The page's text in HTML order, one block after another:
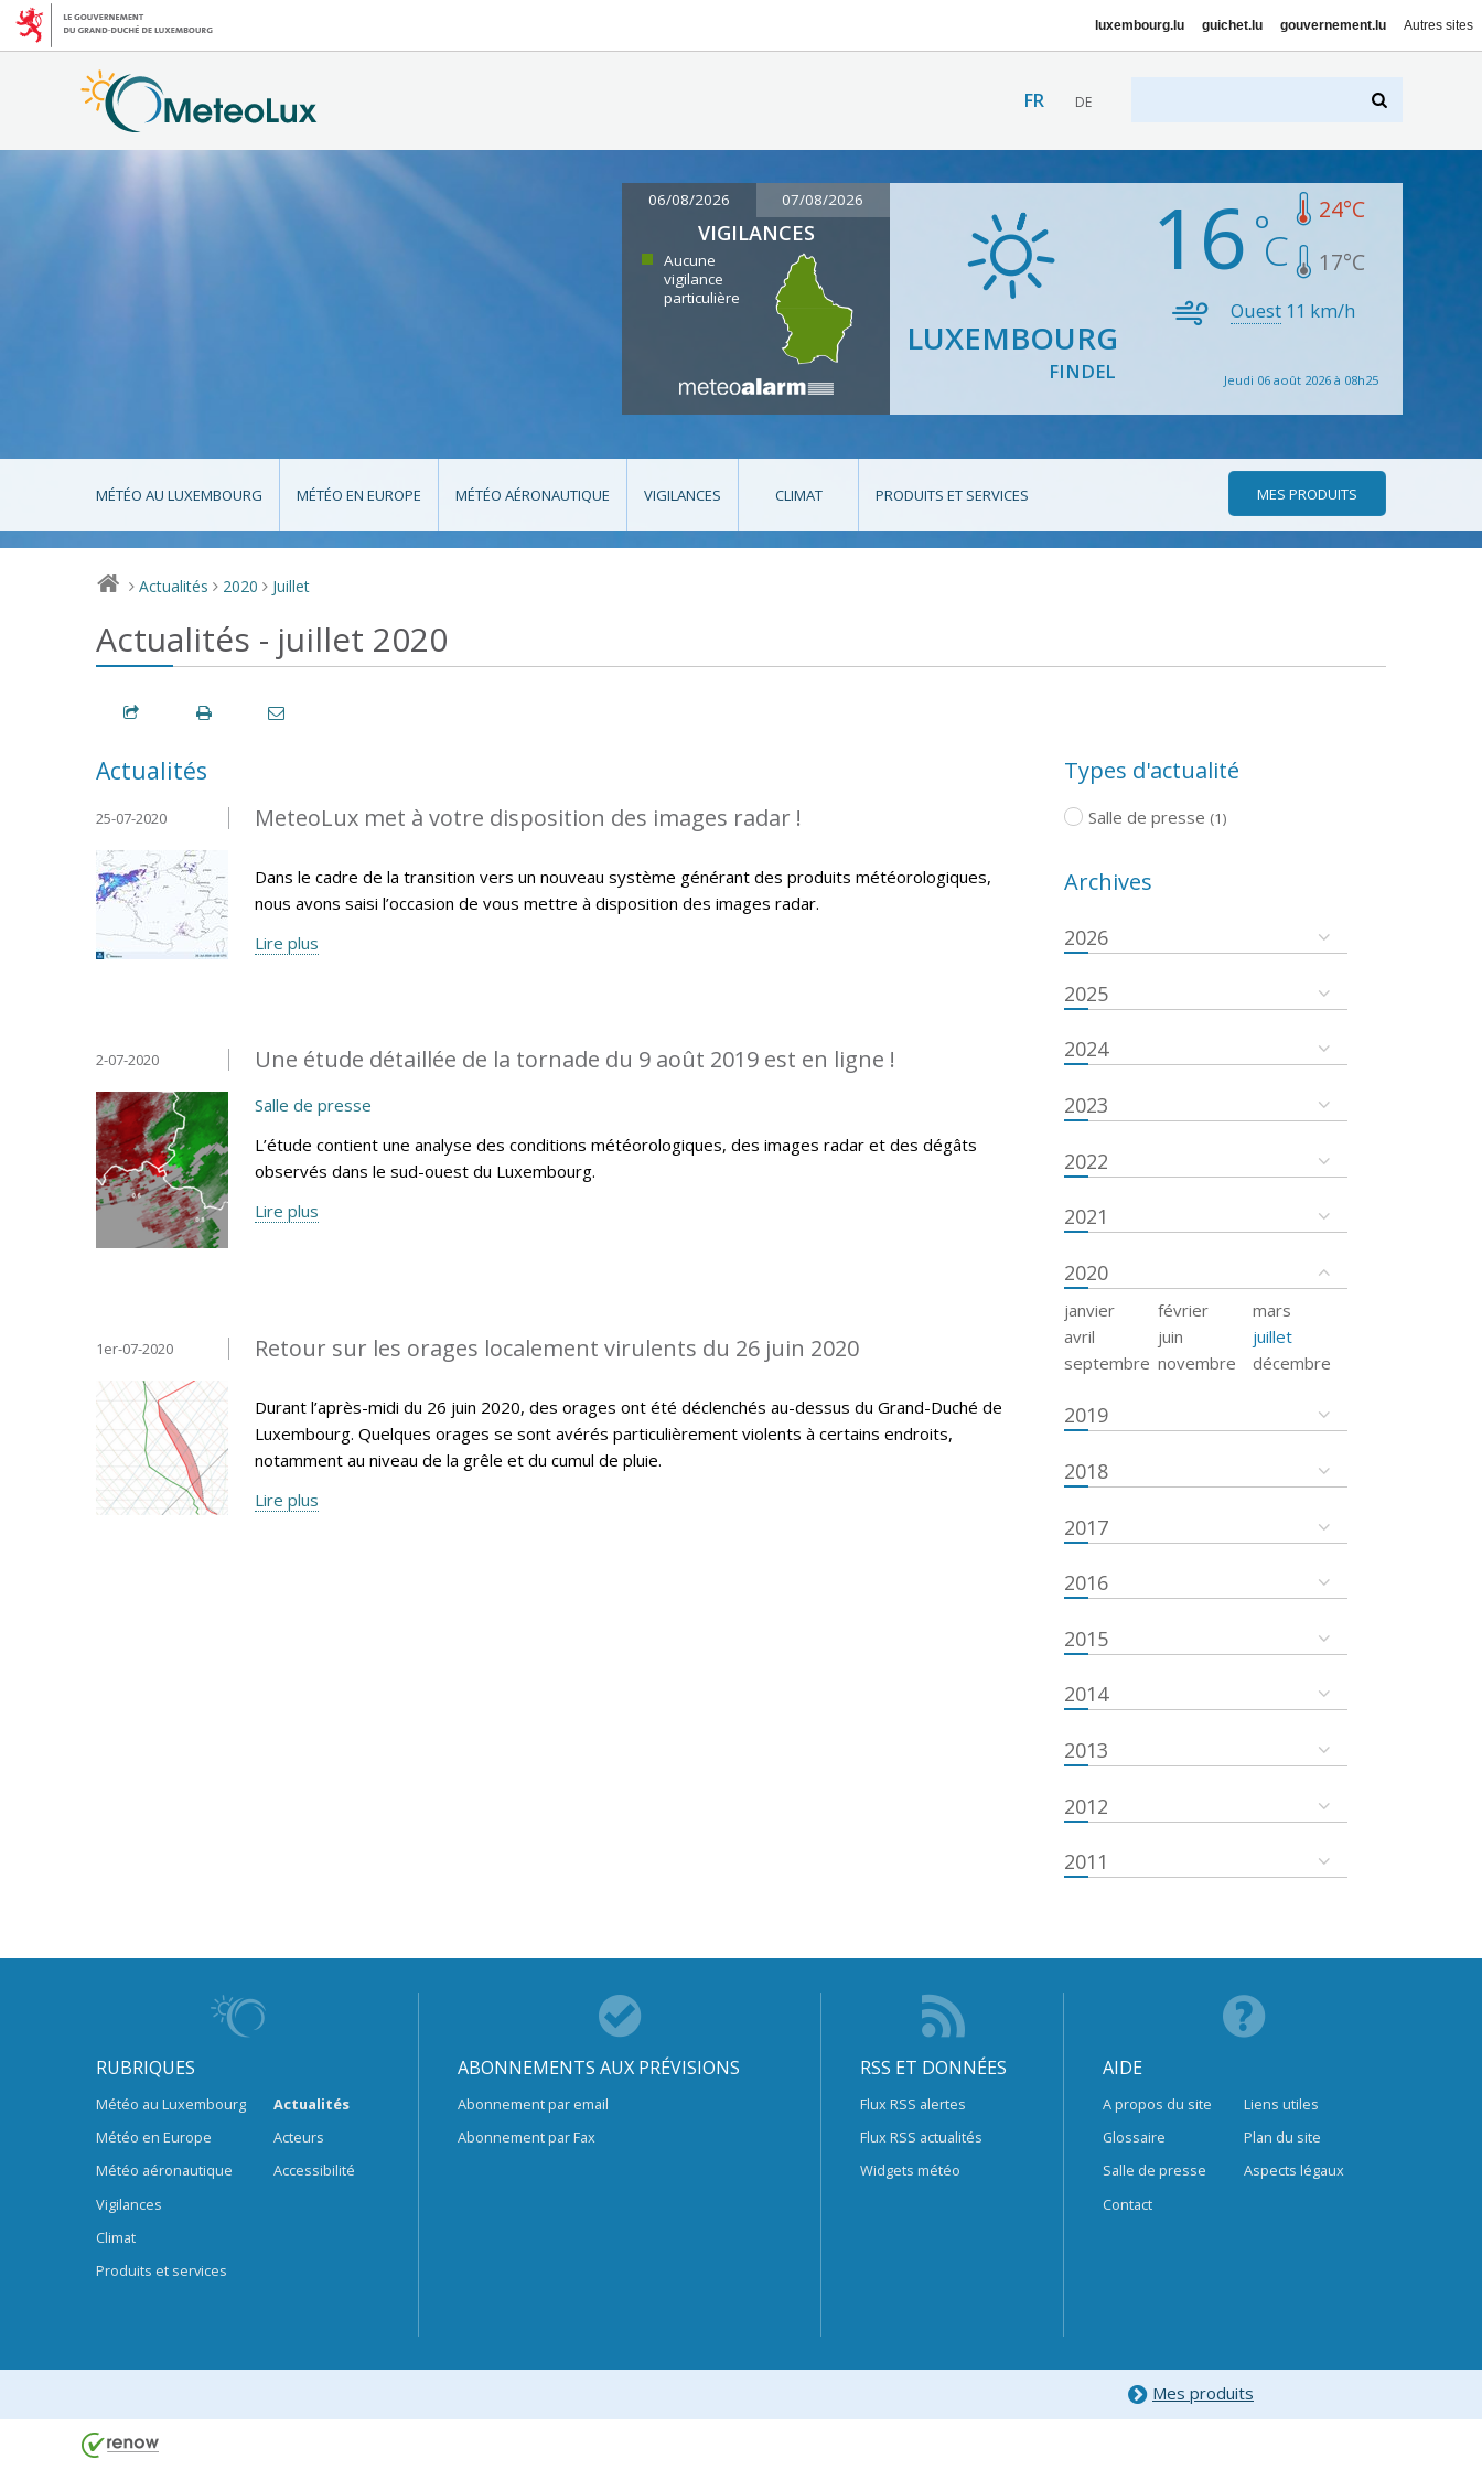
luxembourg.lu guichet.lu gouvernement.lu Autres sites
FR DE
06/08/2026 07/08/2026
VIGILANCES
Aucune
vigilance
particulière
LUXEMBOURG
FINDEL
16 24°C
17°C
Ouest 11 km/h
Jeudi 06 août 2026 à 08h25
MÉTÉO AU LUXEMBOURG MÉTÉO EN EUROPE MÉTÉO AÉRONAUTIQUE VIGILANCES CLIMAT PRODUITS ET SERVICES MES PRODUITS
> Actualités > 2020 > Juillet
Actualités - juillet 2020
Actualités
MeteoLux met à votre disposition des images radar !
25-07-2020
Dans le cadre de la transition vers un nouveau système générant des produits météorologiques,
nous avons saisi l’occasion de vous mettre à disposition des images radar.
Lire plus
Une étude détaillée de la tornade du 9 août 2019 est en ligne !
2-07-2020
Salle de presse
L’étude contient une analyse des conditions météorologiques, des images radar et des dégâts
observés dans le sud-ouest du Luxembourg.
Lire plus
Retour sur les orages localement virulents du 26 juin 2020
1er-07-2020
Durant l’après-midi du 26 juin 2020, des orages ont été déclenchés au-dessus du Grand-Duché de
Luxembourg. Quelques orages se sont avérés particulièrement violents à certains endroits,
notamment au niveau de la grêle et du cumul de pluie.
Lire plus
Types d'actualité
Salle de presse (1)
Archives
2026
2025
2024
2023
2022
2021
2020
janvier février
mars
avril
juin
juillet
septembre novembre décembre
2019
2018
2017
2016
2015
2014
2013
2012
2011
RUBRIQUES
Météo au Luxembourg
Météo en Europe
Météo aéronautique
Vigilances
Climat
Produits et services
Actualités
Acteurs
Accessibilité
ABONNEMENTS AUX PRÉVISIONS
Abonnement par email
Abonnement par Fax
RSS ET DONNÉES
Flux RSS alertes
Flux RSS actualités
Widgets météo
AIDE
A propos du site
Glossaire
Salle de presse
Contact
Liens utiles
Plan du site
Aspects légaux
Mes produits